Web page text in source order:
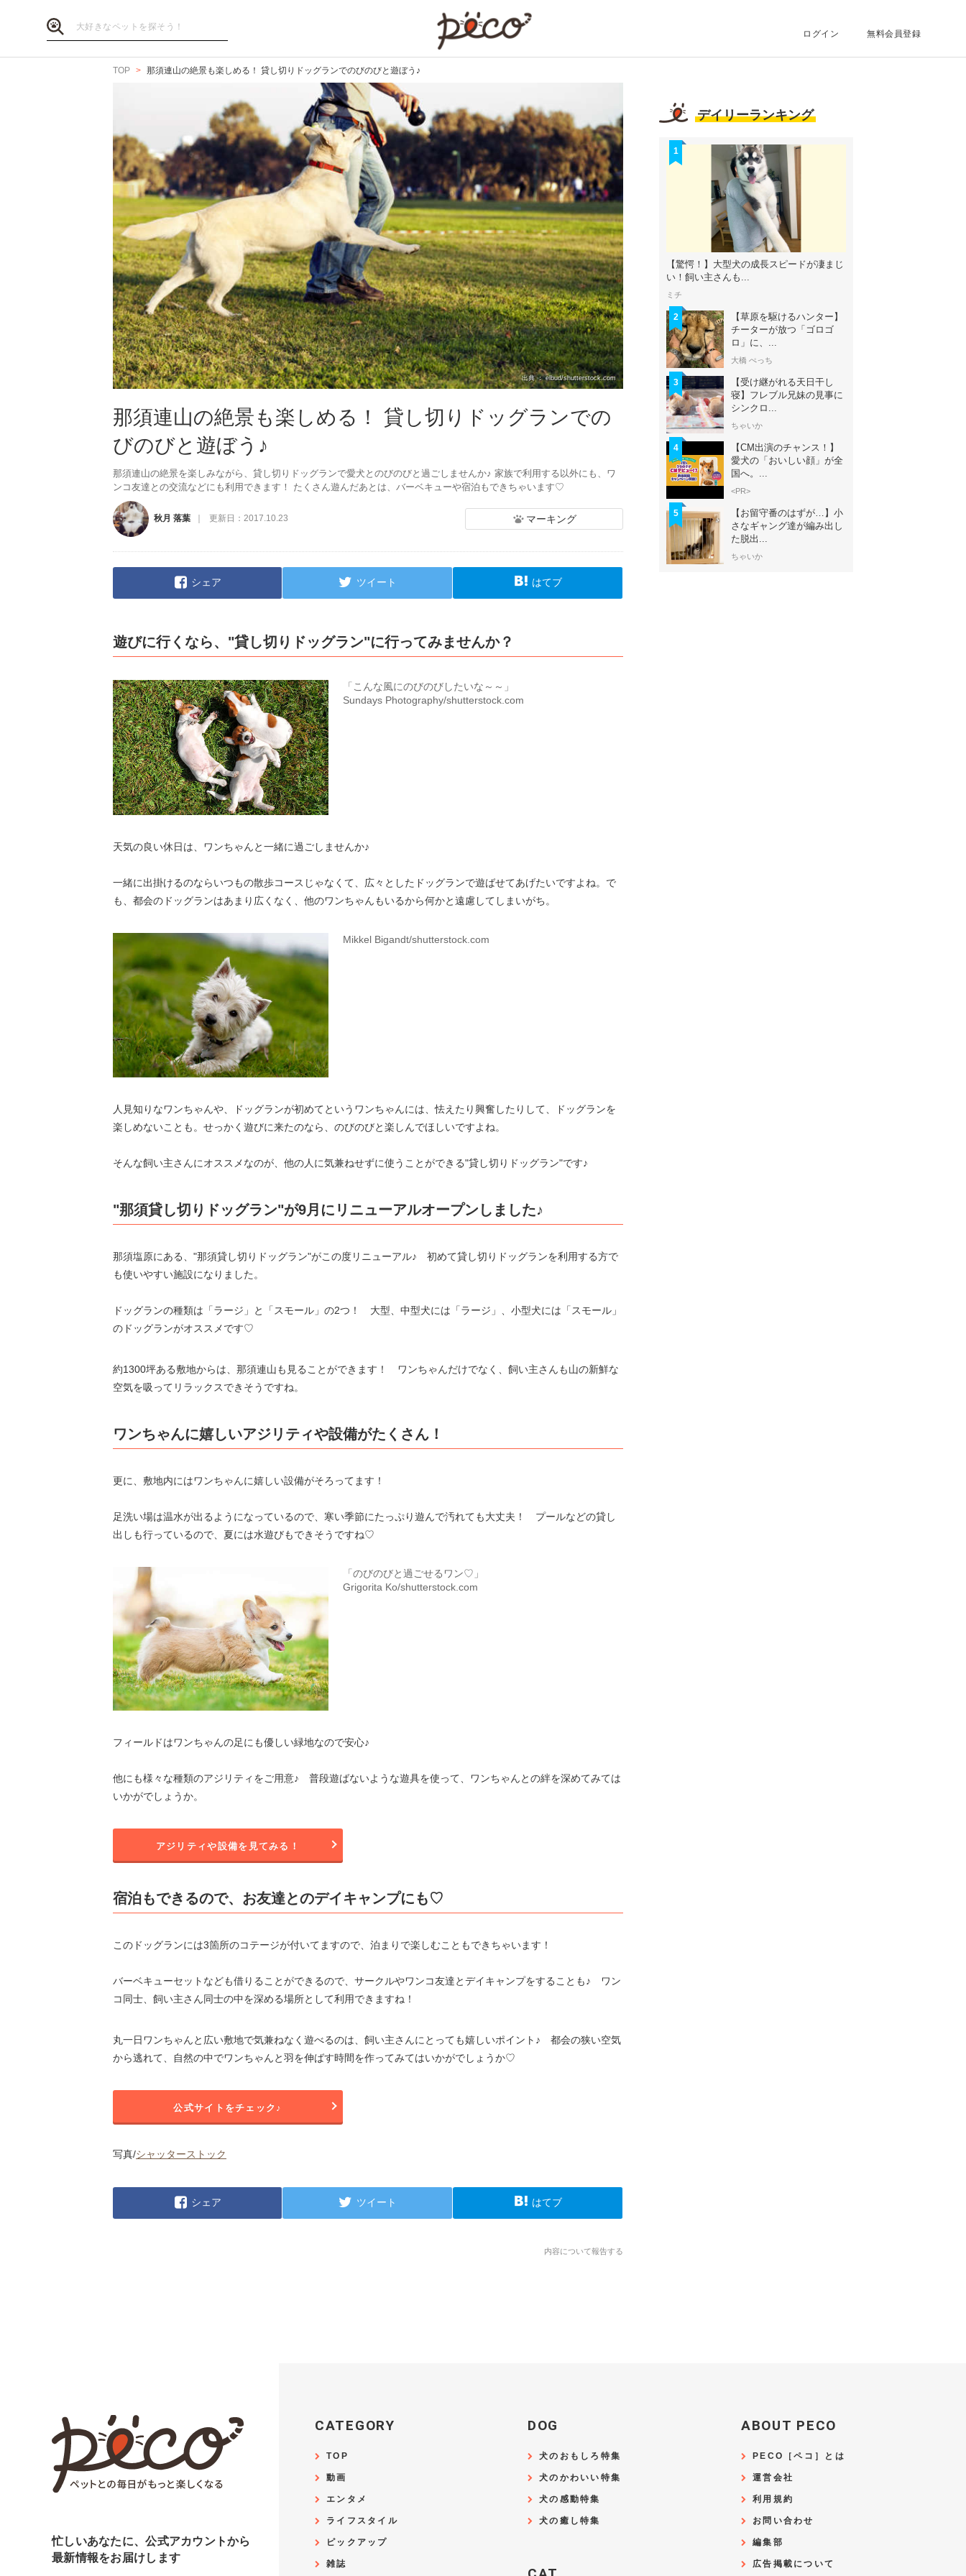
ログイン 無料会員登録
TOP 那須連山の絶景も楽しめる！ 貸し切りドッグランでのびのびと遊ぼう♪
出典 ： elbud/shutterstock.com
那須連山の絶景も楽しめる！ 貸し切りドッグランでの
びのびと遊ぼう♪
那須連山の絶景を楽しみながら、貸し切りドッグランで愛犬とのびのびと過ごしませんか♪ 家族で利用する以外にも、ワ
ンコ友達との交流などにも利用できます！ たくさん遊んだあとは、バーベキューや宿泊もできちゃいます♡
秋月 落葉 更新日： 2017.10.23 マーキング
シェア ツイート はてブ
遊びに行くなら、"貸し切りドッグラン"に行ってみませんか？
「こんな風にのびのびしたいな～～」
Sundays Photography/shutterstock.com
天気の良い休日は、ワンちゃんと一緒に過ごしませんか♪
一緒に出掛けるのならいつもの散歩コースじゃなくて、広々としたドッグランで遊ばせてあげたいですよね。で
も、都会のドッグランはあまり広くなく、他のワンちゃんもいるから何かと遠慮してしまいがち。
Mikkel Bigandt/shutterstock.com
人見知りなワンちゃんや、ドッグランが初めてというワンちゃんには、怯えたり興奮したりして、ドッグランを
楽しめないことも。せっかく遊びに来たのなら、のびのびと楽しんでほしいですよね。
そんな飼い主さんにオススメなのが、他の人に気兼ねせずに使うことができる"貸し切りドッグラン"です♪
"那須貸し切りドッグラン"が9月にリニューアルオープンしました♪
那須塩原にある、"那須貸し切りドッグラン"がこの度リニューアル♪ 初めて貸し切りドッグランを利用する方で
も使いやすい施設になりました。
ドッグランの種類は「ラージ」と「スモール」の2つ！ 大型、中型犬には「ラージ」、小型犬には「スモール」
のドッグランがオススメです♡
約1300坪ある敷地からは、那須連山も見ることができます！ ワンちゃんだけでなく、飼い主さんも山の新鮮な
空気を吸ってリラックスできそうですね。
ワンちゃんに嬉しいアジリティや設備がたくさん！
更に、敷地内にはワンちゃんに嬉しい設備がそろってます！
足洗い場は温水が出るようになっているので、寒い季節にたっぷり遊んで汚れても大丈夫！ プールなどの貸し
出しも行っているので、夏には水遊びもできそうですね♡
「のびのびと過ごせるワン♡」
Grigorita Ko/shutterstock.com
フィールドはワンちゃんの足にも優しい緑地なので安心♪
他にも様々な種類のアジリティをご用意♪ 普段遊ばないような遊具を使って、ワンちゃんとの絆を深めてみては
いかがでしょうか。
アジリティや設備を見てみる！
宿泊もできるので、お友達とのデイキャンプにも♡
このドッグランには3箇所のコテージが付いてますので、泊まりで楽しむこともできちゃいます！
バーベキューセットなども借りることができるので、サークルやワンコ友達とデイキャンプをすることも♪ ワン
コ同士、飼い主さん同士の中を深める場所として利用できますね！
丸一日ワンちゃんと広い敷地で気兼ねなく遊べるのは、飼い主さんにとっても嬉しいポイント♪ 都会の狭い空気
から逃れて、自然の中でワンちゃんと羽を伸ばす時間を作ってみてはいかがでしょうか♡
公式サイトをチェック♪
写真/シャッターストック
シェア ツイート はてブ
内容について報告する
デイリーランキング
1
【驚愕！】大型犬の成長スピードが凄まじ
い！飼い主さんも...
ミチ
2
【草原を駆けるハンター】
チーターが放つ「ゴロゴ
ロ」に、...
大橋 ぺっち
3
【受け継がれる天日干し
寝】フレブル兄妹の見事に
シンクロ...
ちゃいか
4
【CM出演のチャンス！】
愛犬の「おいしい顔」が全
国へ。...
<PR>
5
【お留守番のはずが…】小
さなギャング達が編み出し
た脱出...
ちゃいか
忙しいあなたに、公式アカウントから
最新情報をお届けします
CATEGORY
TOP
動画
エンタメ
ライフスタイル
ピックアップ
雑誌
DOG
犬のおもしろ特集
犬のかわいい特集
犬の感動特集
犬の癒し特集
ABOUT PECO
PECO［ペコ］とは
運営会社
利用規約
お問い合わせ
編集部
広告掲載について